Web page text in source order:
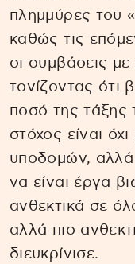
πλημμύρες του
καθώς τις
οι συμβάσεις
τονίζοντας ότι
ποσό της τάξης
στόχος είναι
υποδομών, αλλά
να είναι έργα
ανθεκτικά σε
αλλά πιο
διευκρίνισε.